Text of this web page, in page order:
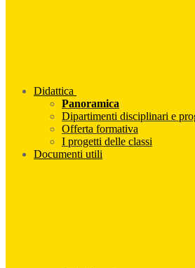
Didattica
Panoramica
Dipartimenti disciplinari e
Offerta formativa
I progetti delle classi
Documenti utili